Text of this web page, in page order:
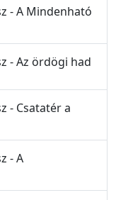
- A Mindenható
- Az ördögi had
- Csatatér a
- A